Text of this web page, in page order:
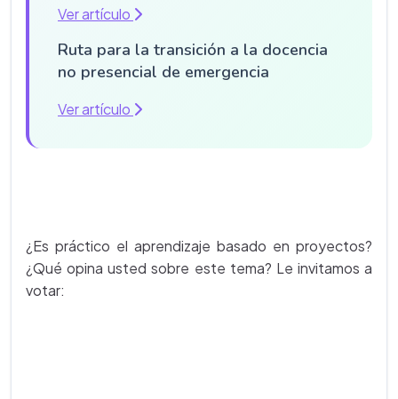
Ver artículo
Ruta para la transición a la docencia
no presencial de emergencia
Ver artículo
¿Es práctico el aprendizaje basado en proyectos?
¿Qué opina usted sobre este tema? Le invitamos a
votar: